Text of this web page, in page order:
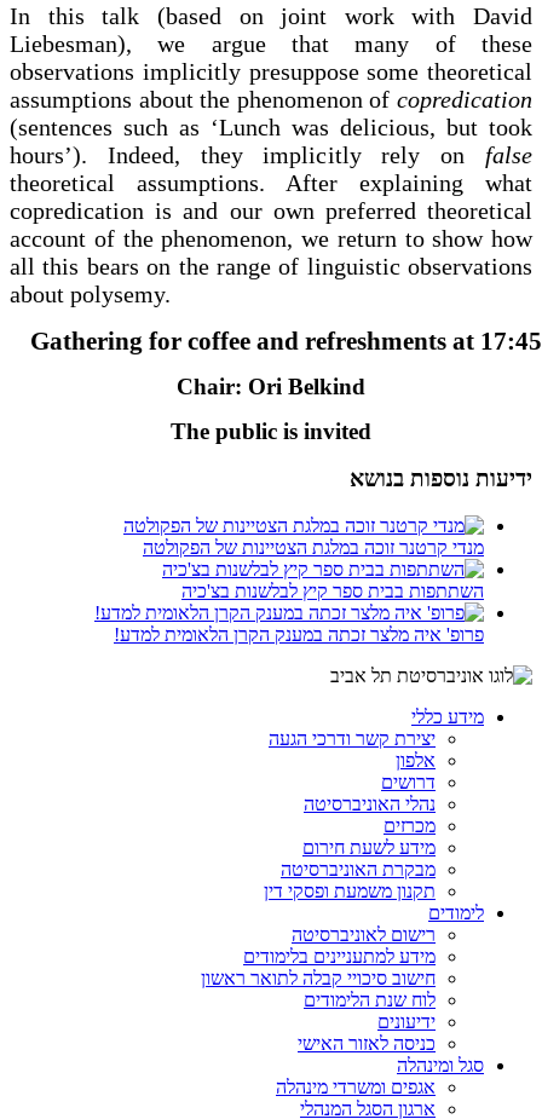
In this talk (based on joint work with David
Liebesman), we argue that many of these
observations implicitly presuppose some theoretical
assumptions about the phenomenon of copredication
(sentences such as ‘Lunch was delicious, but took
hours’). Indeed, they implicitly rely on false
theoretical assumptions. After explaining what
copredication is and our own preferred theoretical
account of the phenomenon, we return to show how
all this bears on the range of linguistic observations
about polysemy.
Gathering for coffee and refreshments at 17:45
Chair: Ori Belkind
The public is invited
ידיעות נוספות בנושא
מנדי קרטנר זוכה במלגת הצטיינות של הפקולטה
השתתפות בבית ספר קיץ לבלשנות בצ'כיה
פרופ' איה מלצר זכתה במענק הקרן הלאומית למדע!
מידע כללי
יצירת קשר ודרכי הגעה
אלפון
דרושים
נהלי האוניברסיטה
מכרזים
מידע לשעת חירום
מבקרת האוניברסיטה
תקנון משמעת ופסקי דין
לימודים
רישום לאוניברסיטה
מידע למתעניינים בלימודים
חישוב סיכויי קבלה לתואר ראשון
לוח שנת הלימודים
ידיעונים
כניסה לאזור האישי
סגל ומינהלה
אגפים ומשרדי מינהלה
ארגון הסגל המנהלי